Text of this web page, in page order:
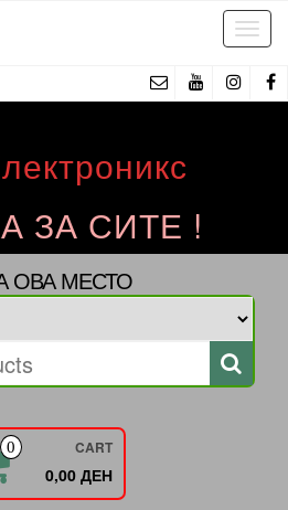
ЗА СИТЕ !
ОВА МЕСТО
0 CART
0,00 ДЕН